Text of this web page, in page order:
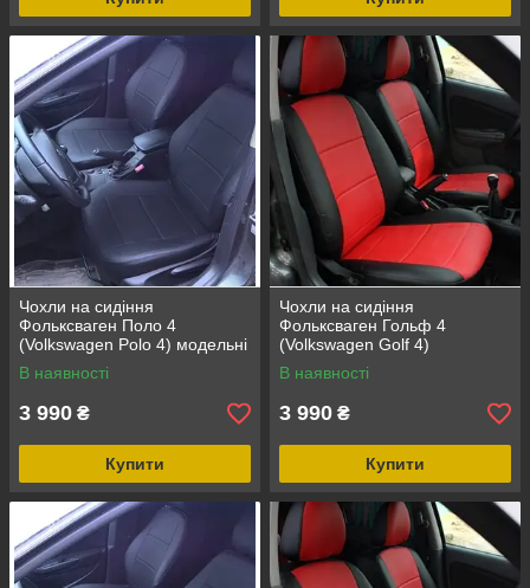
Чохли на сидіння
Фольксваген Поло 4
(Volkswagen Polo 4) модельні
з екошкіри Чорний Чорно-
білий
В наявності
3 990 ₴
Купити
Чохли на сидіння
Фольксваген Гольф 4
(Volkswagen Golf 4)
(модельні, окремий
підголовник)
В наявності
3 990 ₴
Купити